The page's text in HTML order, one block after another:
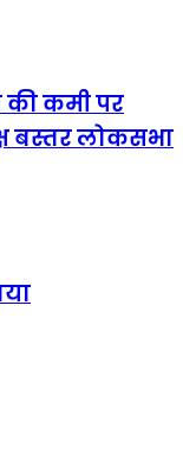
की कमी पर
बस्तर लोकसभा